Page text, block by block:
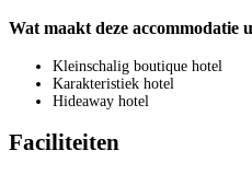
Wat maakt deze accommodatie
Kleinschalig boutique hotel
Karakteristiek hotel
Hideaway hotel
Faciliteiten